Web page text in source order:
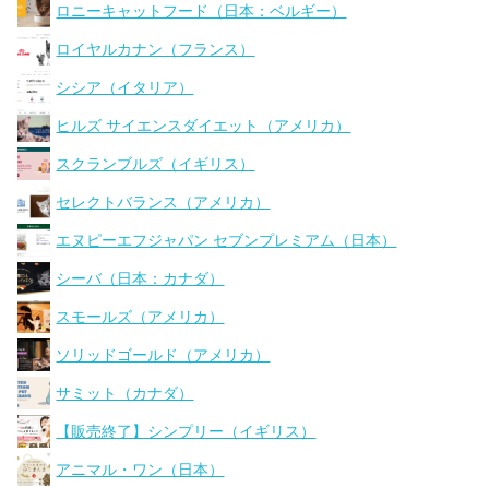
ロニーキャットフード（日本：ベルギー）
ロイヤルカナン（フランス）
シシア（イタリア）
ヒルズ サイエンスダイエット（アメリカ）
スクランブルズ（イギリス）
セレクトバランス（アメリカ）
エヌピーエフジャパン セブンプレミアム（日本）
シーバ（日本：カナダ）
スモールズ（アメリカ）
ソリッドゴールド（アメリカ）
サミット（カナダ）
【販売終了】シンプリー（イギリス）
アニマル・ワン（日本）